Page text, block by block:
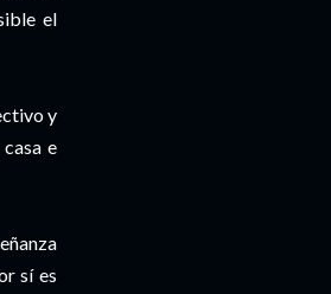
el
y
e
sí es